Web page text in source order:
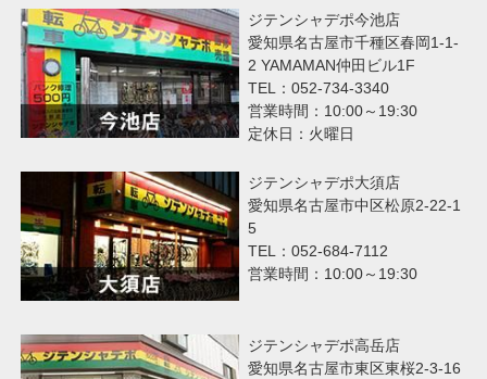
ジテンシャデポ今池店
愛知県名古屋市千種区春岡1-1-
2 YAMAMAN仲田ビル1F
TEL：052-734-3340
営業時間：10:00～19:30
定休日：火曜日
ジテンシャデポ大須店
愛知県名古屋市中区松原2-22-1
5
TEL：052-684-7112
営業時間：10:00～19:30
ジテンシャデポ高岳店
愛知県名古屋市東区東桜2-3-16